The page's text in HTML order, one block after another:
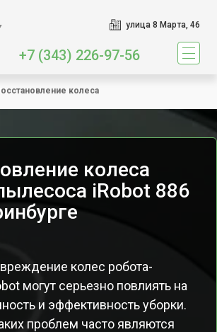
улица 8 Марта, 46
+7 (343) 226-97-56
колеса
колеса
iRobot 886
колес робота-
могут серьезно повлиять на
и эффективность уборки.
проблем часто являются